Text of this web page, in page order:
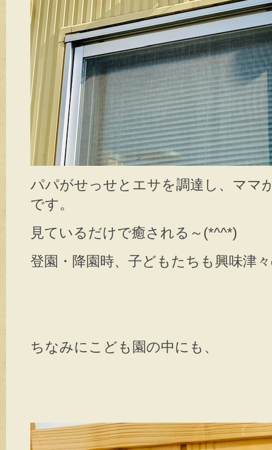
パパがせっせとエサを調達し、ママ
です。
見ているだけで癒される～(*^^*)
登園・降園時、子どもたちも興味津
ちなみにこども園の中にも、